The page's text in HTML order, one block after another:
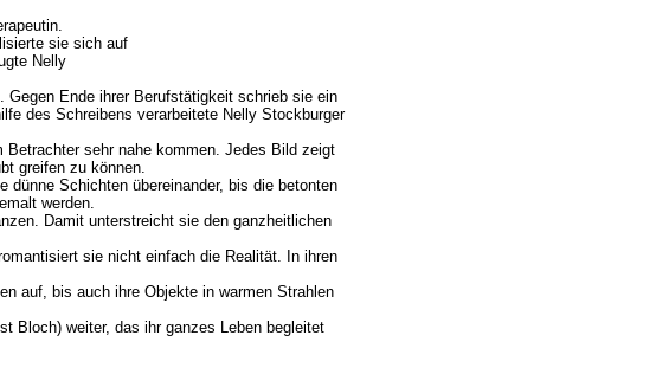
sie sich auf
Nelly
Ende ihrer Berufstätigkeit schrieb sie ein
des Schreibens verarbeitete Nelly Stockburger
Betrachter sehr nahe kommen. Jedes Bild zeigt
greifen zu können.
Schichten übereinander, bis die betonten
werden.
Damit unterstreicht sie den ganzheitlichen
sie nicht einfach die Realität. In ihren
auf, bis auch ihre Objekte in warmen Strahlen
Bloch) weiter, das ihr ganzes Leben begleitet